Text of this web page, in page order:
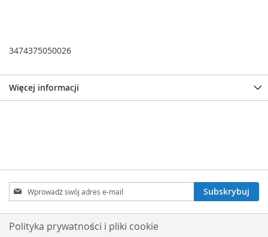
3474375050026
Więcej informacji
Subskrybuj
nasz
newsletter:
Subskrybuj
Polityka prywatności i pliki cookie